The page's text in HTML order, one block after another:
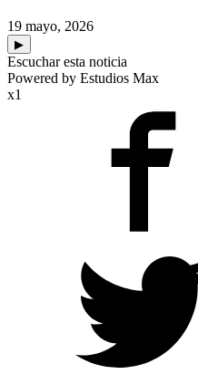
19 mayo, 2026
▶
Escuchar esta noticia
Powered by Estudios Max
x1